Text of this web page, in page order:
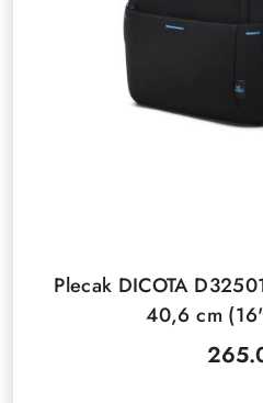
Plecak DICOTA
40,6 cm